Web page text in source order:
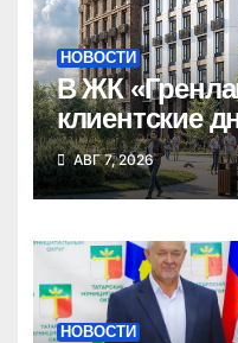
НОВОСТИ
В ЖК
клиентские
девелопера
компаний
АВГ 7, 2026
НОВОСТИ